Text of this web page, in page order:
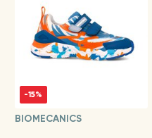
-15%
BIOMECANICS